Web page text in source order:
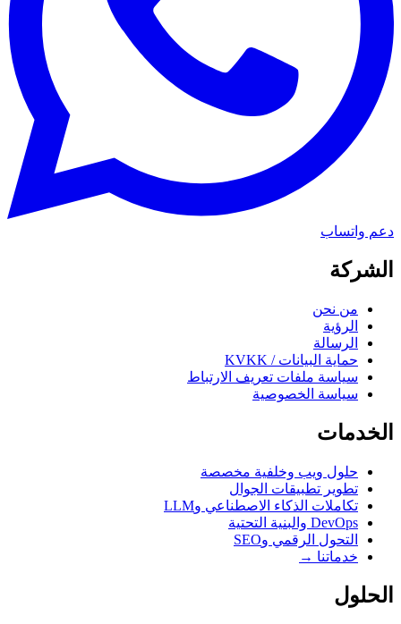
دعم واتساب
الشركة
من نحن
الرؤية
الرسالة
حماية البيانات / KVKK
سياسة ملفات تعريف الارتباط
سياسة الخصوصية
الخدمات
حلول ويب وخلفية مخصصة
تطوير تطبيقات الجوال
تكاملات الذكاء الاصطناعي وLLM
DevOps والبنية التحتية
التحول الرقمي وSEO
خدماتنا →
الحلول